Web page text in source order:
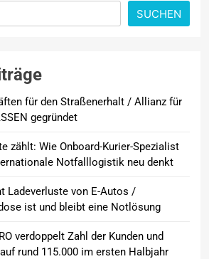
Ein Jahrzehnt jenseits aller
AKKO feiert 10-jähriges
2026
Vertrieb im Wandel: Warum
die JP Consulting GmbH keine
mehr verteilt
SUCHEN
für den Straßenerhalt / Allianz für
gegründet
zählt: Wie Onboard-Kurier-Spezialist
Notfalllogistik neu denkt
Ladeverluste von E-Autos /
ist und bleibt eine Notlösung
verdoppelt Zahl der Kunden und
rund 115.000 im ersten Halbjahr